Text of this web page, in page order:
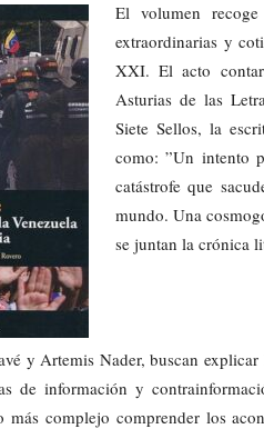
El volumen
extraordinarias y
XXI. El acto
Asturias de las
Siete Sellos, la
como: ”Un intento
catástrofe que
mundo. Una
se juntan la crónica
y Artemis Nader, buscan
de información y
más complejo comprender los